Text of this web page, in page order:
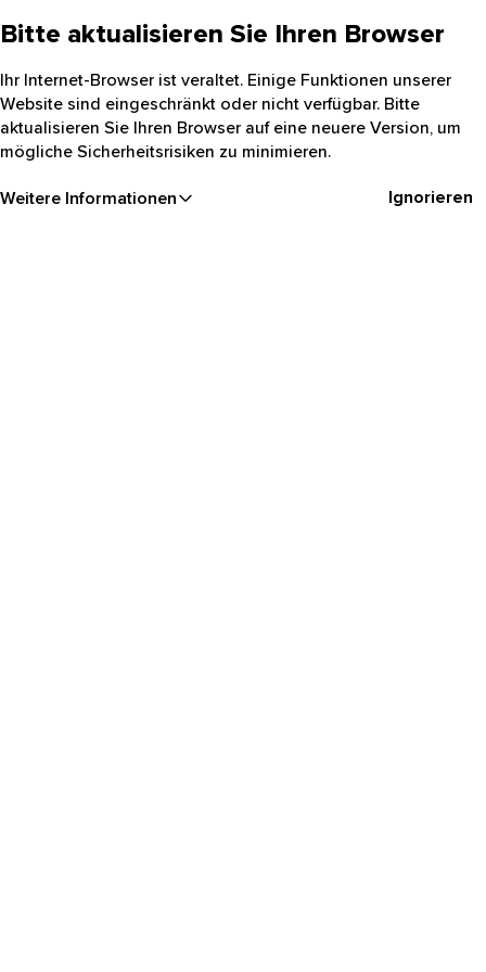
Bitte aktualisieren Sie Ihren Browser
Ihr Internet-Browser ist veraltet. Einige Funktionen unserer
Website sind eingeschränkt oder nicht verfügbar. Bitte
aktualisieren Sie Ihren Browser auf eine neuere Version, um
mögliche Sicherheitsrisiken zu minimieren.
Weitere Informationen Ignorieren